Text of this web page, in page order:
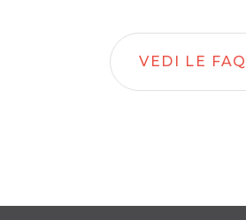
VEDI LE FAQ